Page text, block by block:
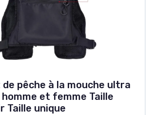
de pêche à la mouche ultra
et femme Taille
Taille unique